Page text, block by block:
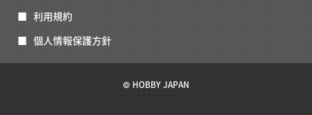
利用規約
個人情報保護方針
© HOBBY JAPAN